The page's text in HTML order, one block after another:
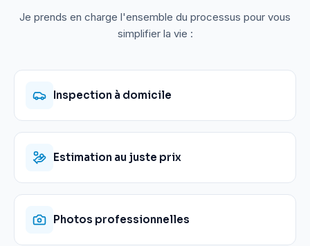
Je prends en charge l'ensemble du processus pour vous
simplifier la vie :
Inspection à domicile
Estimation au juste prix
Photos professionnelles